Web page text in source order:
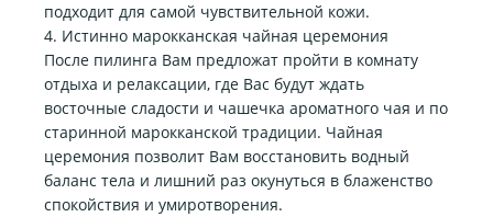
подходит для самой чувствительной кожи.
4. Истинно марокканская чайная церемония
После пилинга Вам предложат пройти в комнату
отдыха и релаксации, где Вас будут ждать
восточные сладости и чашечка ароматного чая и по
старинной марокканской традиции. Чайная
церемония позволит Вам восстановить водный
баланс тела и лишний раз окунуться в блаженство
спокойствия и умиротворения.